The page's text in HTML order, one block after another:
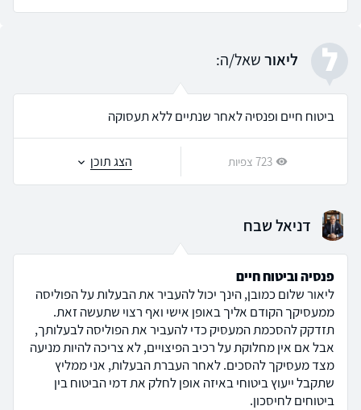
ל ליאורשאל/ה:
ביטוח חיים ופנסיה לאחר שנתיים ללא תעסוקה
723 צפיות הצג תוכן
דניאל שבח
פנסיה וביטוח חיים
ליאור שלום כמובן, הינך יכול להעביר את הבעלות על הפוליסה
ממעסיקך הקודם אליך באופן אישי ואף רצוי שתעשה זאת.
תזדקק להסכמת המעסיק כדי להעביר את הפוליסה לבעלותך,
אבל אם אין מחלוקת על רכיב הפיצויים, לא צריכה להיות מניעה
מצד מעסיקך להסכים. לאחר העברת הבעלות, אני ממליץ
שתקבל ייעוץ ביטוחי באיזה אופן לחלק את דמי הביטוח בין
ביטוחים לחיסכון.